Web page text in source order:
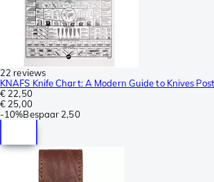
22 reviews
KNAFS Knife Chart: A Modern Guide to Knives
€ 22,50
€ 25,00
-10%Bespaar 2,50